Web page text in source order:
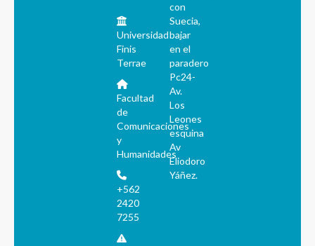
Universidad
Finis
Terrae
Facultad
de
Comunicaciones
y
Humanidades
+562
2420
7255
con
Suecia,
bajar
en el
paradero
Pc24-
Av.
Los
Leones
esquina
Av
Eliodoro
Yáñez.